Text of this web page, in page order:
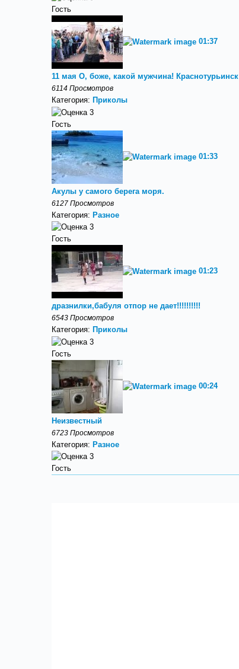
Гость
01:37
11 мая О, боже, какой мужчина! Краснотурьинск
6114 Просмотров
Категория: Приколы
Гость
01:33
Акулы у самого берега моря.
6127 Просмотров
Категория: Разное
Гость
01:23
дразнилки,бабуля отпор не дает!!!!!!!!!!
6543 Просмотров
Категория: Приколы
Гость
00:24
Неизвестный
6723 Просмотров
Категория: Разное
Гость